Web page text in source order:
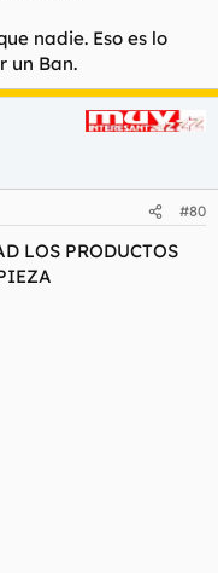
nadie. Eso es lo
un Ban.
#80
LOS PRODUCTOS